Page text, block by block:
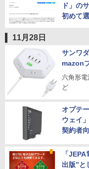
ド」の
初めて
11月28日
サンワ
mazon
六角形
ど
オプテ
ウェイ
契約者
「
出版”と